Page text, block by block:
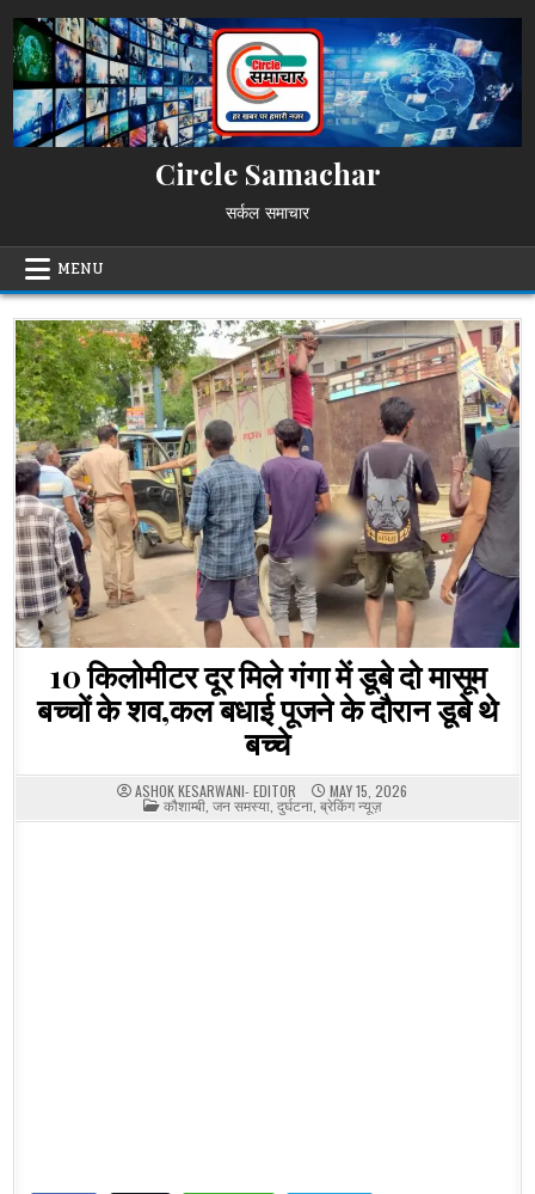
to
content
Circle Samachar
सर्कल समाचार
MENU
10 किलोमीटर दूर मिले गंगा में डूबे दो मासूम
बच्चों के शव,कल बधाई पूजने के दौरान डूबे थे
बच्चे
ASHOK KESARWANI- EDITOR MAY 15, 2026
POSTED
IN
कौशाम्बी,जन समस्या, दुर्घटना, ब्रेकिंग न्यूज़